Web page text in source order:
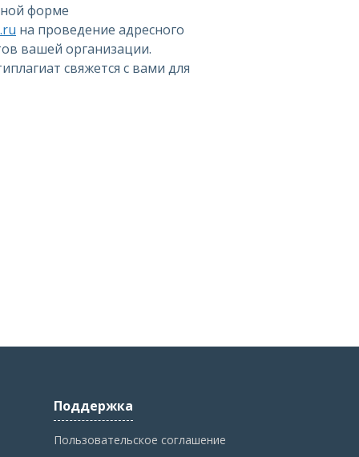
форме
на проведение адресного
вашей организации.
свяжется с вами для
Поддержка
Пользовательское соглашение